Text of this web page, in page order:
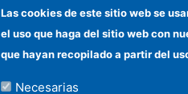
Las cookies de este sitio web se
el uso que haga del sitio web con
que hayan recopilado a partir del
Necesarias